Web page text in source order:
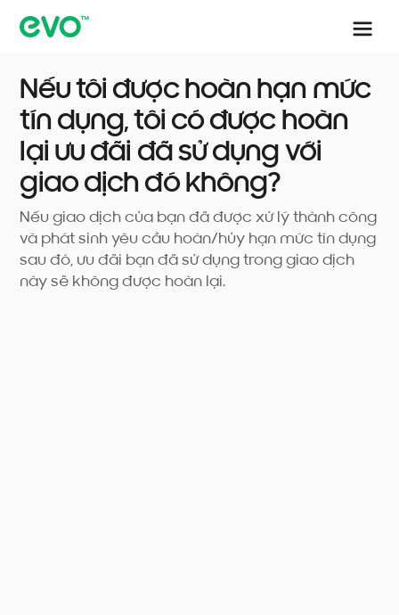
Nếu tôi được hoàn hạn mức
tín dụng, tôi có được hoàn
lại ưu đãi đã sử dụng với
giao dịch đó không?
Nếu giao dịch của bạn đã được xử lý thành công
và phát sinh yêu cầu hoàn/hủy hạn mức tín dụng
sau đó, ưu đãi bạn đã sử dụng trong giao dịch
này sẽ không được hoàn lại.